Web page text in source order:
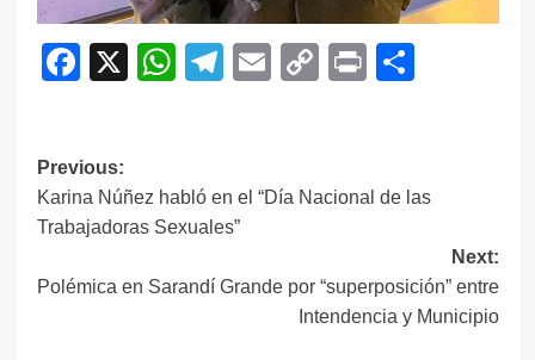
Facebook
X WhatsApp
Telegram
EmailCopy
Print
Navegación
de
entradas
Previous:
Karina Núñez habló en el “Día Nacional de las
Trabajadoras Sexuales”
Next:
Polémica en Sarandí Grande por “superposición” entre
Intendencia y Municipio